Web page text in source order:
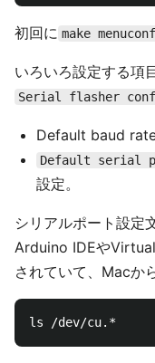
初回に make
いろいろ設定する項
Serial flasher
Default baud
Default serial
設定。
シリアルポート設定
Arduino IDEや
されていて、Macか